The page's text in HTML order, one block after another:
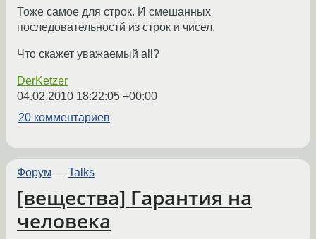
Тоже самое для строк. И смешанных
последовательностй из строк и чисел.
Что скажет уважаемый all?
DerKetzer
04.02.2010 18:22:05 +00:00
20 комментариев
Форум — Talks
[вещества] Гарантия на
человека